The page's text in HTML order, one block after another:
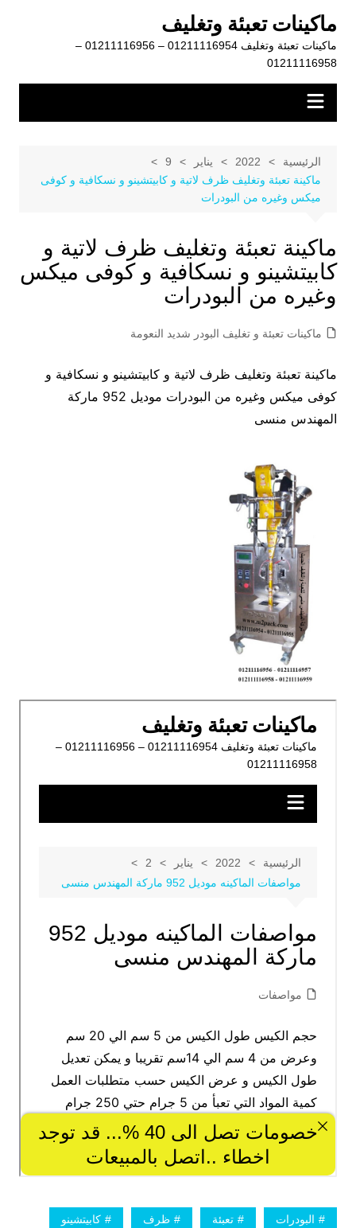
المحتوى
ماكينات تعبئة وتغليف
ماكينات تعبئة وتغليف 01211116954 – 01211116956 –
01211116958
الرئيسية 2022 يناير
9
ماكينة تعبئة وتغليف ظرف لاتية و كابيتشينو و نسكافية و كوفى
ميكس وغيره من البودرات
ماكينة تعبئة وتغليف ظرف لاتية و
كابيتشينو و نسكافية و كوفى ميكس
وغيره من البودرات
ماكينات تعبئة و تغليف البودر شديد النعومة
ماكينة تعبئة وتغليف ظرف لاتية و كابيتشينو و نسكافية و
كوفى ميكس وغيره من البودرات موديل 952 ماركة
المهندس منسى
البودرات تعبئة ظرف كابيتشينو